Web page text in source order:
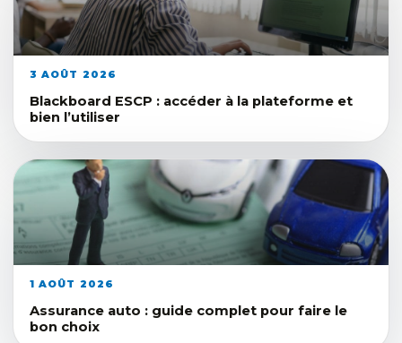
3 AOÛT 2026
Blackboard ESCP : accéder à la plateforme et
bien l’utiliser
1 AOÛT 2026
Assurance auto : guide complet pour faire le
bon choix